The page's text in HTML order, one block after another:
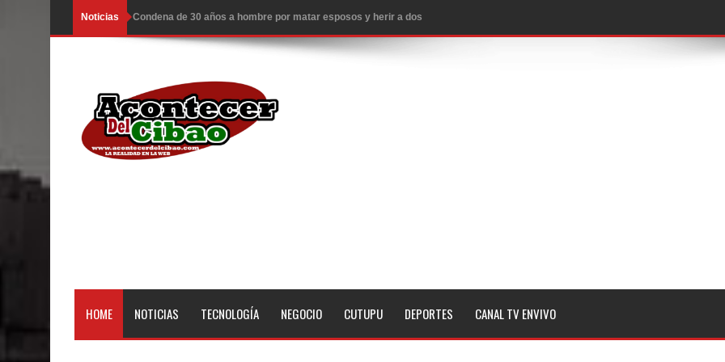
Noticias EDENORTE invierte más de 640 millones en siete subestaciones
EE.UU. hace nuevos ataques a Irán; hay 3 muertos y 2 heridos
Llegan a R. Dominicana otros 50 deportados por EE.UU.
Congreso estudia ley da poder al Estado para expropiar bienes culturales desatendidos
Ambiente caluroso persistirá este miércoles con aguaceros en varias provincias
Heridos y edificios colapsados tras terremoto de magnitud 7,1 en Japón
El Poder Ejecutivo promulgó el reformado Código Penal de RD
HOME NOTICIAS TECNOLOGÍA NEGOCIO CUTUPU DEPORTES CANAL TV ENVIVO